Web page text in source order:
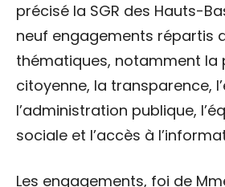
précisé la SGR des Hauts-
neuf engagements répartis
thématiques, notamment la
citoyenne, la transparence,
l’administration publique,
sociale et l’accès à
Les engagements, foi de